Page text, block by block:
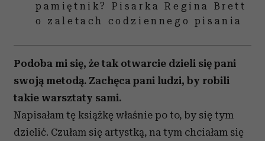
pamiętnik? Pisarka Regina Brett
o zaletach codziennego pisania
Podoba mi się, że tak otwarcie dzieli się pani
swoją metodą. Zachęca pani ludzi, by robili
takie warsztaty sami.
Napisałam tę książkę właśnie po to, by się tym
dzielić. Czułam się artystką, na tym chciałam się